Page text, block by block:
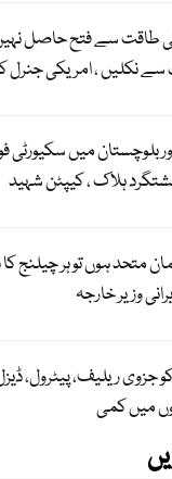
طاقت سے فتح حاصل نہیں
نکلیں ، امریکی جنرل
بلوچستان میں سکیورٹی
متحد ہوں تو ہر چیلنج
وزیر خارجہ
جزوی ریلیف، پیٹرول،
میں کمی